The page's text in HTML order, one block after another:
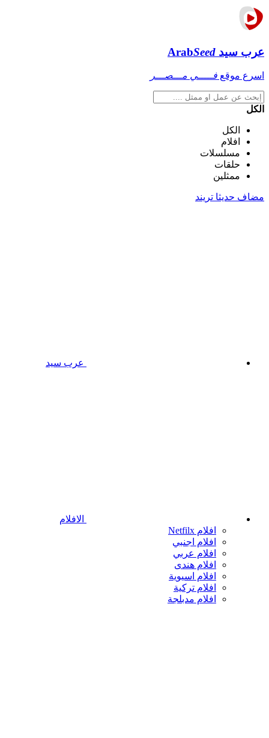
عرب سيد ArabSeed
اسرع موقع فـــــي مـــصـــر
الكل
الكل
افلام
مسلسلات
حلقات
ممثلين
مضاف حديثا تريند
عرب سيد
الافلام
افلام Netfilx
افلام اجنبي
افلام عربي
افلام هندى
افلام اسيوية
افلام تركية
افلام مدبلجة